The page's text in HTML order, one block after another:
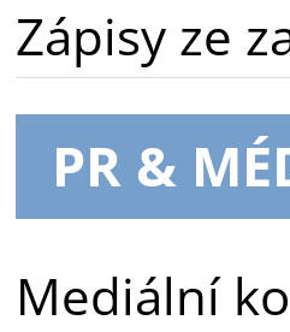
Zápisy ze
PR &
Mediální